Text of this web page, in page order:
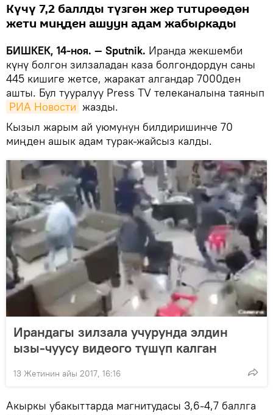
Күчү 7,2 баллды түзгөн жер титирөөдөн
жети миңден ашуун адам жабыркады
БИШКЕК, 14-ноя. — Sputnik. Иранда жекшемби
күнү болгон зилзаладан каза болгондордун саны
445 кишиге жетсе, жаракат алгандар 7000ден
ашты. Бул тууралуу Press TV телеканалына таянып
РИА Новости жазды.
Кызыл жарым ай уюмунун билдиришинче 70
миңден ашык адам турак-жайсыз калды.
Ирандагы зилзала учурунда элдин
ызы-чуусу видеого түшүп калган
13 Жетинин айы 2017, 16:16
Акыркы убакыттарда магнитудасы 3,6-4,7 баллга